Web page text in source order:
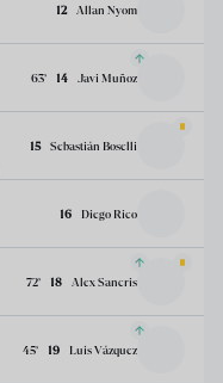
12 Allan Nyom
14 Javi Muñoz
63’
15 Sebastián Boselli
16 Diego Rico
18 Alex Sancris
72’
19 Luis Vázquez
45’